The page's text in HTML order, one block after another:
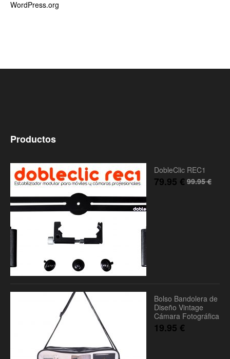
WordPress.org
Productos
DobleClic REC1
99.95€
79.95 €
Bolso Bandolera de
Diseño Vintage
Cámara Fotográfica
19.95 €